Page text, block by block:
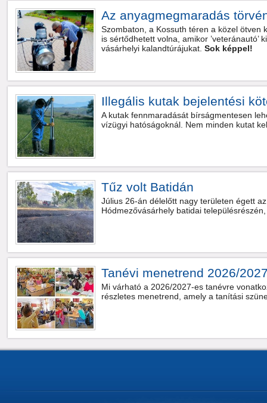
Az anyagmegmaradás
Szombaton, a Kossuth téren a közel ötven
is sértődhetett volna, amikor ’veteránautó’
vásárhelyi kalandtúrájukat. Sok képpel!
Illegális kutak bejelentési
A kutak fennmaradását bírságmentesen
vízügyi hatóságoknál. Nem minden kutat
Tűz volt Batidán
Július 26-án délelőtt nagy területen égett
Hódmezővásárhely batidai
Tanévi menetrend 2026/
Mi várható a 2026/2027-es tanévre
részletes menetrend, amely a tanítási